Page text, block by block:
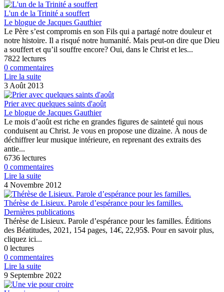
L'un de la Trinité a souffert
Le blogue de Jacques Gauthier
Le Père s’est compromis en son Fils qui a partagé notre douleur et
notre histoire. Il a risqué notre humanité. Mais peut-on dire que Dieu
a souffert et qu’il souffre encore? Oui, dans le Christ et les...
7822 lectures
0 commentaires
Lire la suite
3 Août 2013
Prier avec quelques saints d'août
Le blogue de Jacques Gauthier
Le mois d’août est riche en grandes figures de sainteté qui nous
conduisent au Christ. Je vous en propose une dizaine. À nous de
déchiffrer leur musique intérieure, en reprenant des extraits des
antie...
6736 lectures
0 commentaires
Lire la suite
4 Novembre 2012
Thérèse de Lisieux. Parole d’espérance pour les familles.
Dernières publications
Thérèse de Lisieux. Parole d’espérance pour les familles. Éditions
des Béatitudes, 2021, 154 pages, 14€, 22,95$. Pour en savoir plus,
cliquez ici...
0 lectures
0 commentaires
Lire la suite
9 Septembre 2022